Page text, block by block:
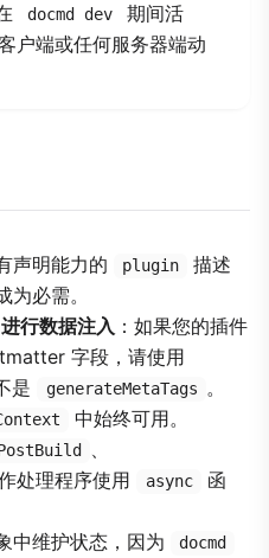
docmd dev
期间活
户端或任何服务器端动
声明能力的 plugin
描述
为必需。
进行数据注入 ：如果您的插件
字段，请使用
是 generateMetaTags 。
中始终可用。
、
处理程序使用 async
函
中维护状态，因为 docmd